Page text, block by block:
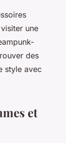
une
des
style avec
et